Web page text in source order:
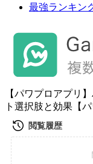
最強ランキン
【パワプロアプリ
ト選択肢と効果【パ